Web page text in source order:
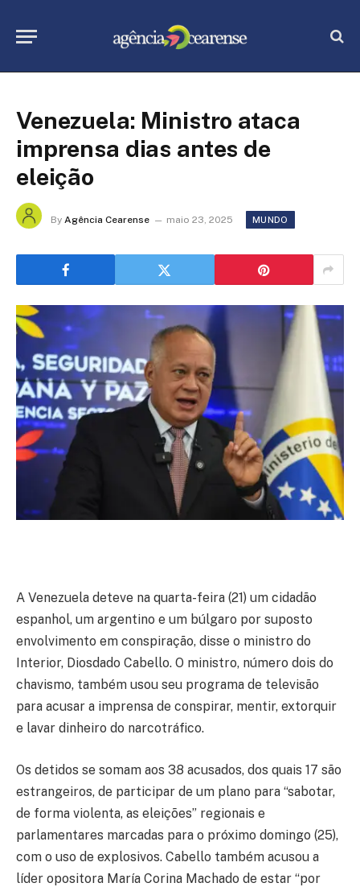
Venezuela: Ministro ataca
imprensa dias antes de
eleição
By Agência Cearense maio 23, 2025 MUNDO
A Venezuela deteve na quarta-feira (21) um cidadão
espanhol, um argentino e um búlgaro por suposto
envolvimento em conspiração, disse o ministro do
Interior, Diosdado Cabello. O ministro, número dois do
chavismo, também usou seu programa de televisão
para acusar a imprensa de conspirar, mentir, extorquir
e lavar dinheiro do narcotráfico.
Os detidos se somam aos 38 acusados, dos quais 17 são
estrangeiros, de participar de um plano para “sabotar,
de forma violenta, as eleições” regionais e
parlamentares marcadas para o próximo domingo (25),
com o uso de explosivos. Cabello também acusou a
líder opositora María Corina Machado de estar “por